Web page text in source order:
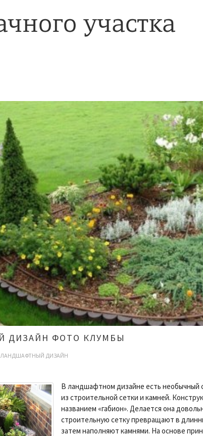
ДИЗАЙН ФОТО КЛУМБЫ
ЛАНДШАФТНЫЙ ДИЗАЙН
В ландшафтном дизайне есть необычный
из строительной сетки и камней.
названием «габион». Делается она
строительную сетку превращают в
затем наполняют камнями. На основе